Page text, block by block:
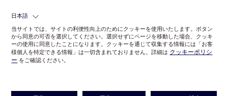
日本語
当サイトでは、サイトの利便性向上のためにクッキーを使用いたします。ボタン
から同意の可否を選択してください。選択せずにページを移動した場合、クッキ
ーの使用に同意したことになります。クッキーを通じて収集する情報には「お客
様個人を特定できる情報」は一切含まれておりません。詳細は クッキーポリシ
ー をご確認ください。